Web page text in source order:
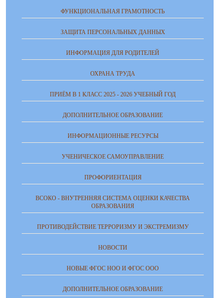
ФУНКЦИОНАЛЬНАЯ ГРАМОТНОСТЬ
ЗАЩИТА ПЕРСОНАЛЬНЫХ ДАННЫХ
ИНФОРМАЦИЯ ДЛЯ РОДИТЕЛЕЙ
ОХРАНА ТРУДА
ПРИЁМ В 1 КЛАСС 2025 - 2026 УЧЕБНЫЙ ГОД
ДОПОЛНИТЕЛЬНОЕ ОБРАЗОВАНИЕ
ИНФОРМАЦИОННЫЕ РЕСУРСЫ
УЧЕНИЧЕСКОЕ САМОУПРАВЛЕНИЕ
ПРОФОРИЕНТАЦИЯ
ВСОКО - ВНУТРЕННЯЯ СИСТЕМА ОЦЕНКИ КАЧЕСТВА
ОБРАЗОВАНИЯ
ПРОТИВОДЕЙСТВИЕ ТЕРРОРИЗМУ И ЭКСТРЕМИЗМУ
НОВОСТИ
НОВЫЕ ФГОС НОО И ФГОС ООО
ДОПОЛНИТЕЛЬНОЕ ОБРАЗОВАНИЕ